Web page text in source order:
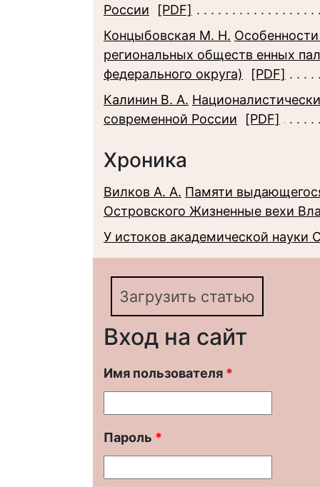
России
[PDF]
Концыбовская М. Н.
региональных обществ енных
федерального округа)
[PDF]
Калинин В. А.
современной России
[PDF]
Хроника
Вилков А. А. Памяти
Островского Жизненные вехи
У истоков академической науки
Загрузить статью
Вход на сайт
Имя пользователя *
Пароль *